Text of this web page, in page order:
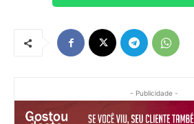
- Publicidade -